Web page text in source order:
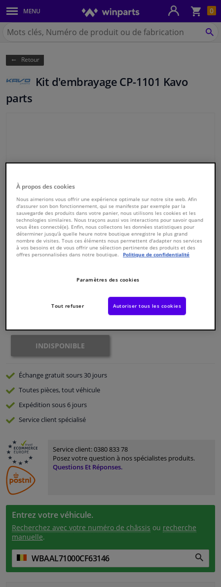
0
MENU
Carrosserie & tôles
Feux & ampoules
Freinage
Pièces moteur & accessoires
Filtres & liquides
Bagages & transport
Fenêtres & accessoires
Camping-car, moto & vélo
Promotions et réductions
Chercher
Winparts.be
Retour
Kit d'embrayage CP-1101 Kavo
parts
Numéro de produit d'origine:0267702
Numéro de fabrication:CP-1101
Voir les spécifications du produit
INDISPONIBLE
Échange gratuitsours 30 jours
Toutes pièces, tout véhicule
Expédition sous 6 jours
Serviceclient spécialisé
Service client:0380 833 78
Posez votre question à nos spécialistes produits.
Questions Et Réponses.
Entrez votre véhicule.
Recherchez avec votre numéro de châssis ou recherche
manuelle.
À propos des cookies
Nous aimerions vous offrir une expérience optimale sur notre site web. Afin
d'assurer son bon fonctionnement, qui se manifeste par exemple par la
sauvegarde des produits dans votre panier, nous utilisons les cookies et les
technologies similaires. Nous traçons aussi vos interactions pour savoir quand
vous êtes connecté(e). Enfin, nous collectons les données statistiques pour
déterminer jusqu'à quelle heure notre boutique enregistre le plus grand
nombre de visites. Tous ces éléments nous permettent d'adapter nos services
à vos besoins et de vous offrir une sélection pertinente des produits et des
offres personnalisées dans notre boutique.
Politique de confidentialité
Paramètres des cookies
Tout refuser Autoriser tous les cookies